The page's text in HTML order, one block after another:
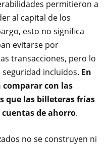
permitieron a
al capital de los
esto no significa
evitarse por
transacciones, pero lo
incluidos. En
comparar con las
que las billeteras frías
de ahorro.
no se construyen ni